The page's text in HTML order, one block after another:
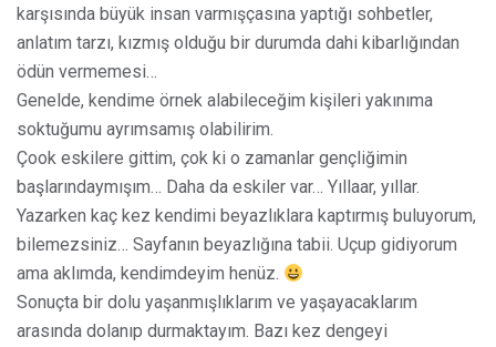
karşısında büyük insan varmışçasına yaptığı sohbetler,
anlatım tarzı, kızmış olduğu bir durumda dahi kibarlığından
ödün vermemesi…
Genelde, kendime örnek alabileceğim kişileri yakınıma
soktuğumu ayrımsamış olabilirim.
Çook eskilere gittim, çok ki o zamanlar gençliğimin
başlarındaymışım… Daha da eskiler var… Yıllaar, yıllar.
Yazarken kaç kez kendimi beyazlıklara kaptırmış buluyorum,
bilemezsiniz… Sayfanın beyazlığına tabii. Uçup gidiyorum
ama aklımda, kendimdeyim henüz.
Sonuçta bir dolu yaşanmışlıklarım ve yaşayacaklarım
arasında dolanıp durmaktayım. Bazı kez dengeyi